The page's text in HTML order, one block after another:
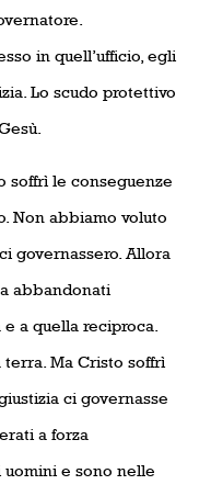
in quell’ufficio, egli
Lo scudo protettivo
soffrì le conseguenze
Non abbiamo voluto
governassero. Allora
abbandonati
a quella reciproca.
Ma Cristo soffrì
ci governasse
a forza
uomini e sono nelle